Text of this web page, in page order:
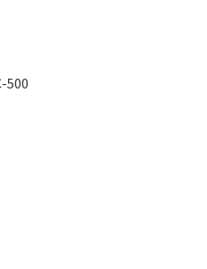
500